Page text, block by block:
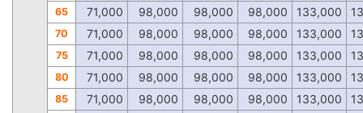
65 71,000 98,000 98,000 98,000 133,000
70 71,000 98,000 98,000 98,000 133,000
75 71,000 98,000 98,000 98,000 133,000
80 71,000 98,000 98,000 98,000 133,000
85 71,000 98,000 98,000 98,000 133,000